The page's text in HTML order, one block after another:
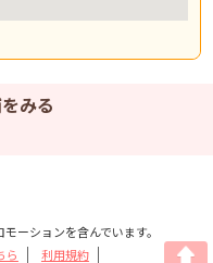
みる
ーションを含んでいます。
ら 利用規約